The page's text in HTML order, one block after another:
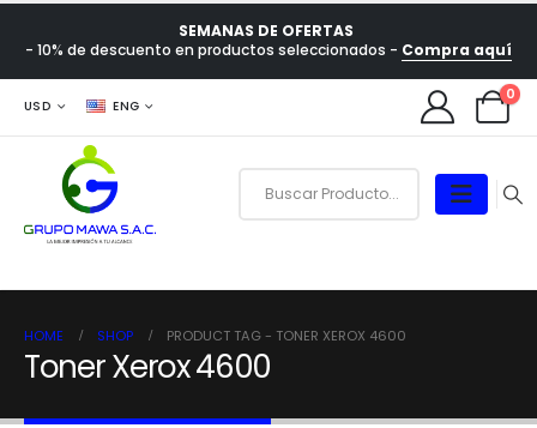
SEMANAS DE OFERTAS
- 10% de descuento en productos seleccionados - Compra aquí
USD ENG
0
HOME SHOP PRODUCT TAG - TONER XEROX 4600
Toner Xerox 4600